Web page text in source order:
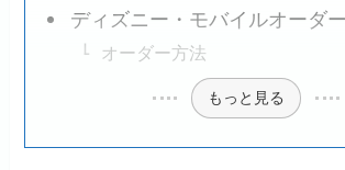
ディズニー・モバイルオーダー
オーダー方法
もっと見る